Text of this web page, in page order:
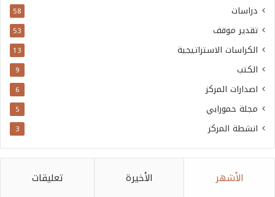
دراسات 58
تقدير موقف 53
الكراسات الاستراتيجية 13
الكتب 9
اصدارات المركز 6
مجلة حمورابي 5
انشطة المركز 3
الأشهر الأخيرة تعليقات